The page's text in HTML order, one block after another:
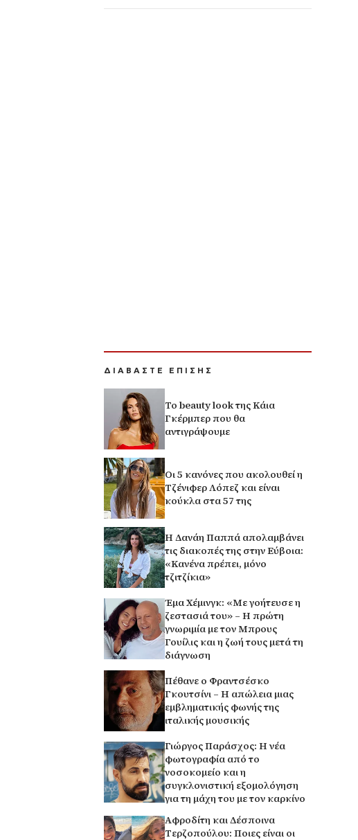
ΔΙΑΒΑΣΤΕ ΕΠΙΣΗΣ
Το beauty look της Κάια
Γκέρμπερ που θα
αντιγράψουμε
Οι 5 κανόνες που ακολουθεί η
Τζένιφερ Λόπεζ και είναι
κούκλα στα 57 της
Η Δανάη Παππά απολαμβάνει
τις διακοπές της στην Εύβοια:
«Κανένα πρέπει, μόνο
τζιτζίκια»
Έμα Χέμινγκ: «Με γοήτευσε η
ζεστασιά του» – Η πρώτη
γνωριμία με τον Μπρους
Γουίλις και η ζωή τους μετά τη
διάγνωση
Πέθανε ο Φραντσέσκο
Γκουτσίνι – Η απώλεια μιας
εμβληματικής φωνής της
ιταλικής μουσικής
Γιώργος Παράσχος: Η νέα
φωτογραφία από το
νοσοκομείο και η
συγκλονιστική εξομολόγηση
για τη μάχη του με τον καρκίνο
Αφροδίτη και Δέσποινα
Τερζοπούλου: Ποιες είναι οι